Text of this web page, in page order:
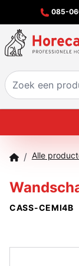
085-
/ Alle
CASS-CEMI4B